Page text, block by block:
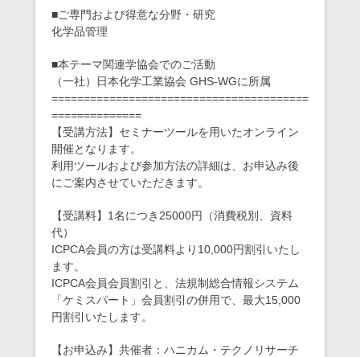
■ご専門および得意な分野・研究
化学品管理
■本テーマ関連学協会でのご活動
（一社）日本化学工業協会 GHS-WGに所属
========================================
==============
【受講方法】セミナーツールを用いたオンライン
開催となります。
利用ツールおよび参加方法の詳細は、お申込み後
にご案内させていただきます。
【受講料】1名につき25000円（消費税別、資料
代）
ICPCA会員の方は受講料より10,000円割引いたし
ます。
ICPCA会員会員割引と、法規制総合情報システム
「ケミスパート」会員割引の併用で、最大15,000
円割引いたします。
【お申込み】共催者：ハニカム・テクノリサーチ